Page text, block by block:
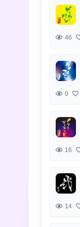
46
0
16
14